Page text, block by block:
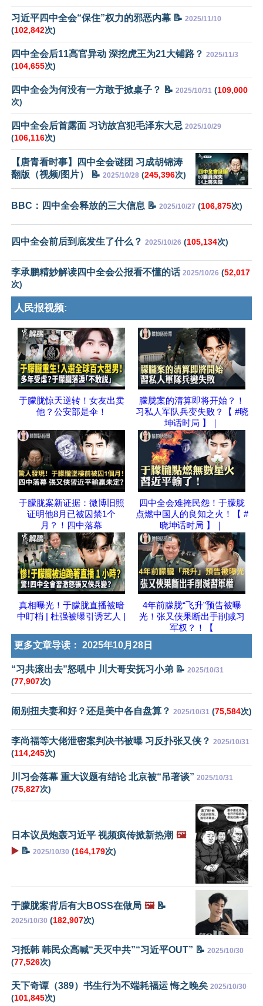
习近平四中全会“保住”权力的邪恶内幕 📝 2025/11/10
(102,842次)
四中全会后11高官异动 深挖虎王为21大铺路？ 2025/11/3
(104,655次)
四中全会为何没有一方敢于掀桌子？ 📝 2025/10/31 (109,000
次)
四中全会后首露面 习访故宫犯毛泽东大忌 2025/10/29
(106,116次)
【唐青看时事】四中全会谜团 习成胡锦涛
翻版（视频/图片） 📝 2025/10/28 (245,396次)
BBC：四中全会释放的三大信息 📝 2025/10/27 (106,875次)
四中全会前后到底发生了什么？ 2025/10/26 (105,134次)
李承鹏精妙解读四中全会公报看不懂的话 2025/10/26 (52,017
次)
人民报视频:
于朦胧惊天逆转！女友出卖
他？公安部是伞！
朦胧案的清算即将开始？！
习私人军队兵变失败？【 #晓
坤话时局 】｜
于朦胧案新证据：微博旧照
证明他8月已被囚禁1个
月？！四中落幕
四中全会难掩民怨！于朦胧
点燃中国人的良知之火！【 #
晓坤话时局 】｜
真相曝光！于朦胧直播被暗
中盯梢 | 杜强被曝引诱艺人 |
4年前朦胧“飞升”预告被曝
光！张又侠果断出手削减习
军权？！【
更多文章导读： 2025年10月28日
“习共滚出去”怒吼中 川大哥安抚习小弟 📝 2025/10/31
(77,907次)
闹别扭夫妻和好？还是美中各自盘算？ 2025/10/31 (75,584次)
李尚福等大佬泄密案判决书被曝 习反扑张又侠？ 2025/10/31
(114,245次)
川习会落幕 重大议题有结论 北京被“吊著谈” 2025/10/31
(75,827次)
日本议员炮轰习近平 视频疯传掀新热潮 🖼️
▶️ 📝 2025/10/30 (164,179次)
于朦胧案背后有大BOSS在做局 🖼️📝
2025/10/30 (182,907次)
习抵韩 韩民众高喊“天灭中共”“习近平OUT” 📝 2025/10/30
(77,526次)
天下奇谭（389）书生行为不端耗福运 悔之晚矣 2025/10/30
(101,845次)